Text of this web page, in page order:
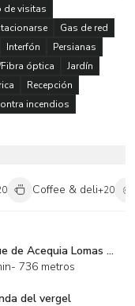
de visitas
Gas de red
Interfón
Persianas
óptica
Jardín
Recepción
incendios
Coffee & deli+20
Parque de Acequia Lomas de las Palmas
- 736 metros
del vergel